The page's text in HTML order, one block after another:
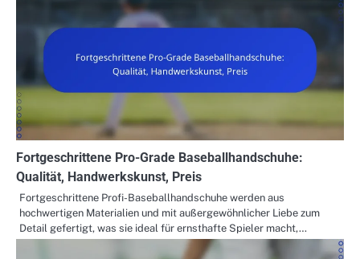
Fortgeschrittene Pro-Grade Baseballhandschuhe:
Qualität, Handwerkskunst, Preis
Fortgeschrittene Profi-Baseballhandschuhe werden aus
hochwertigen Materialien und mit außergewöhnlicher Liebe zum
Detail gefertigt, was sie ideal für ernsthafte Spieler macht,…